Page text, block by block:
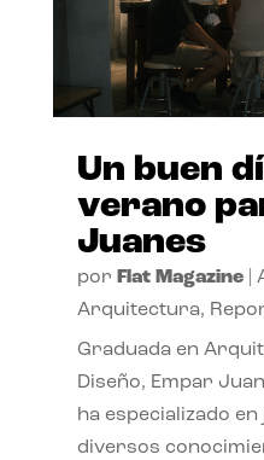
Un buen
verano
Juanes
por Flat Magazine|
Arquitectura,
Graduada en
Diseño, Empar
ha especializado
diversos